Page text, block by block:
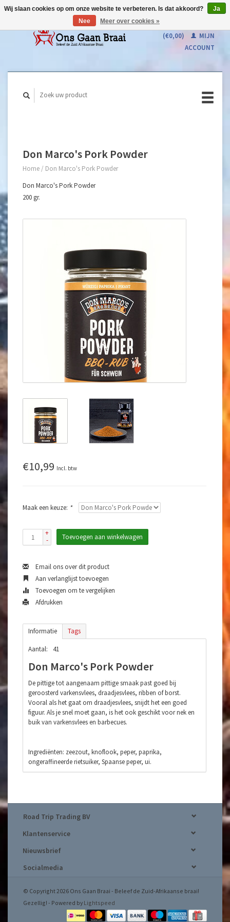
(€0,00)
MIJN
ACCOUNT
Don Marco's Pork Powder
Home / Don Marco's Pork Powder
Don Marco's Pork Powder
200 gr.
€10,99 Incl. btw
Maak een keuze: *
+
-
Toevoegen aan winkelwagen
Email ons over dit product
Aan verlanglijst toevoegen
Toevoegen om te vergelijken
Afdrukken
Informatie Tags
Aantal: 41
Don Marco's Pork Powder
De pittige tot aangenaam pittige smaak past goed bij
geroosterd varkensvlees, draadjesvlees, ribben of borst.
Vooral als het gaat om draadjesvlees, snijdt het een goed
figuur. Als je snel moet gaan, is het ook geschikt voor nek en
buik van varkensvlees en barbecues.
Ingrediënten: zeezout, knoflook, peper, paprika,
ongeraffineerde rietsuiker, Spaanse peper, ui.
Road Trip Trading BV
Klantenservice
Nieuwsbrief
Socialmedia
© Copyright 2026 Ons Gaan Braai - Beleef de Zuid-Afrikaanse braai!
Gezellig! - Powered by Lightspeed
Wij slaan cookies op om onze website te verbeteren. Is dat akkoord?
Ja
Nee
Meer over cookies »